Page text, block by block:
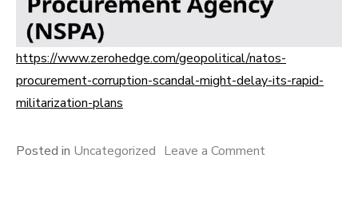
https://www.zerohedge.com/geopolitical/natos-
procurement-corruption-scandal-might-delay-its-rapid-
militarization-plans
Posted in Uncategorized Leave a Commenton